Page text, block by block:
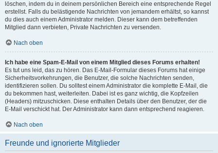
löschen, indem du in deinem persönlichen Bereich eine entsprechende Regel
erstellst. Falls du belästigende Nachrichten von jemandem erhältst, so kannst
du dies auch einem Administrator melden. Dieser kann dem betreffenden
Mitglied dann verbieten, Private Nachrichten zu versenden.
Nach oben
Ich habe eine Spam-E-Mail von einem Mitglied dieses Forums erhalten!
Es tut uns leid, das zu hören. Das E-Mail-Formular dieses Forums hat einige
Sicherheitsvorkehrungen, die Benutzer, die solche Nachrichten senden,
identifizieren sollen. Du solltest einem Administrator die komplette E-Mail, die
du bekommen hast, weiterleiten. Dabei ist es ganz wichtig, die Kopfzeilen
(Headers) mitzuschicken. Diese enthalten Details über den Benutzer, der die
E-Mail verschickt hat. Der Administrator kann dann entsprechend reagieren.
Nach oben
Freunde und ignorierte Mitglieder